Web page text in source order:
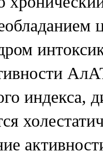
индекса,